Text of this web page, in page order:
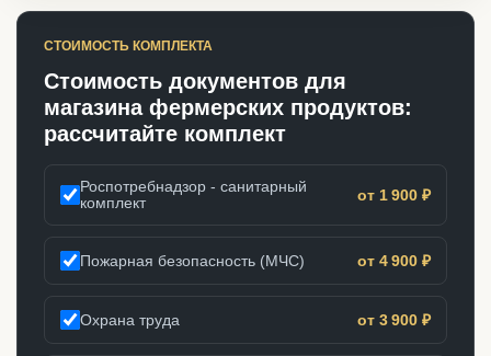
СТОИМОСТЬ КОМПЛЕКТА
Стоимость документов для
магазина фермерских продуктов:
рассчитайте комплект
Роспотребнадзор - санитарный
комплект
от 1 900 ₽
Пожарная безопасность (МЧС) от 4 900 ₽
Охрана труда от 3 900 ₽